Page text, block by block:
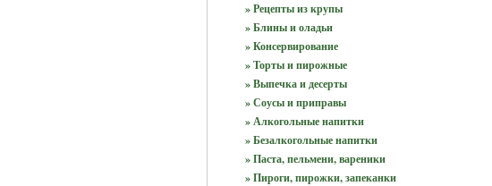
» Рецепты из крупы
» Блины и оладьи
» Консервирование
» Торты и пирожные
» Выпечка и десерты
» Соусы и приправы
» Алкогольные напитки
» Безалкогольные напитки
» Паста, пельмени, вареники
» Пироги, пирожки, запеканки